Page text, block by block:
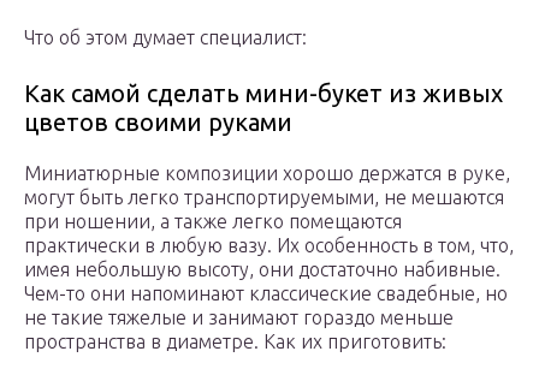
Что об этом думает специалист:
Как самой сделать мини-букет из живых
цветов своими руками
Миниатюрные композиции хорошо держатся в руке,
могут быть легко транспортируемыми, не мешаются
при ношении, а также легко помещаются
практически в любую вазу. Их особенность в том, что,
имея небольшую высоту, они достаточно набивные.
Чем-то они напоминают классические свадебные, но
не такие тяжелые и занимают гораздо меньше
пространства в диаметре. Как их приготовить: